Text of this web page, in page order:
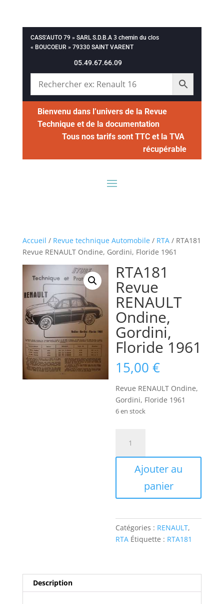
CASS’AUTO 79 » SARL S.D.B.A 3 chemin du clos
« BOUCOEUR » 79330 SAINT VARENT
05.49.67.66.09
Bienvenu dans l’univers de la Revue
Technique et de la documentation
Tous nos tarifs sont TTC et la TVA
récupérable
Accueil / Revue technique Automobile/ RTA/ RTA181
Revue RENAULT Ondine, Gordini, Floride 1961
RTA181
Revue
RENAULT
Ondine,
Gordini,
Floride 1961
15,00€
Revue RENAULT Ondine,
Gordini, Floride 1961
6 en stock
RTA181
Revue
1961
Ajouter au
panier
Catégories : RENAULT,
RTA Étiquette : RTA181
Description